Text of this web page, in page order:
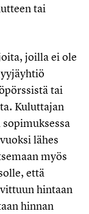
tai
joilla ei ole
tai
Kuluttajan
lähes
myös
että
hintaan
hinnan